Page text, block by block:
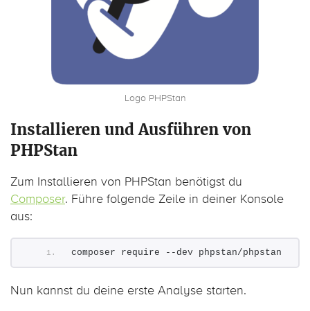
Logo PHPStan
Installieren und Ausführen von
PHPStan
Zum Installieren von PHPStan benötigst du
Composer. Führe folgende Zeile in deiner Konsole
aus:
composer require --dev phpstan/phpstan
Nun kannst du deine erste Analyse starten.